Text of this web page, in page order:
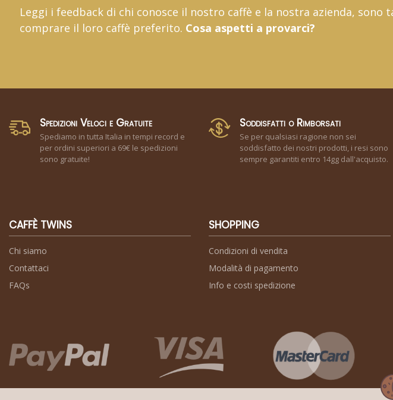
Leggi i feedback di chi conosce il nostro caffè e la nostra azienda,
comprare il loro caffè preferito. Cosa aspetti a provarci?
Spedizioni Veloci e Gratuite
Spediamo in tutta Italia in tempi record e
per ordini superiori a 69€ le spedizioni
sono gratuite!
Soddisfatti o Rimborsati
Se per qualsiasi ragione non sei
soddisfatto dei nostri prodotti, i resi sono
sempre garantiti entro 14gg dall'acquisto.
CAFFÈ TWINS
Chi siamo
Contattaci
FAQs
SHOPPING
Condizioni di vendita
Modalità di pagamento
Info e costi spedizione